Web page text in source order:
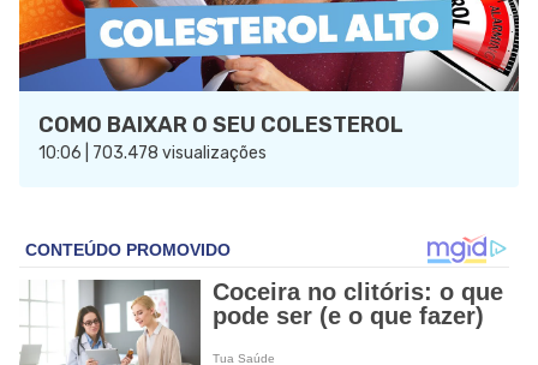
COMO BAIXAR O SEU COLESTEROL
10:06 | 703.478 visualizações